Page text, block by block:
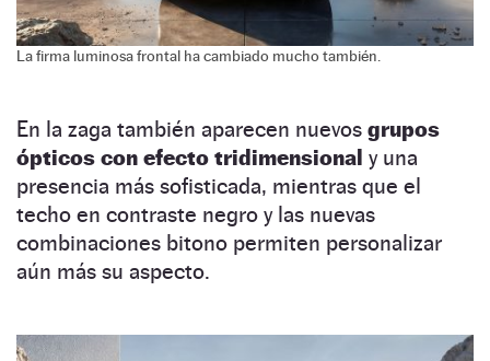
La firma luminosa frontal ha cambiado mucho también.
En la zaga también aparecen nuevos grupos
ópticos con efecto tridimensional y una
presencia más sofisticada, mientras que el
techo en contraste negro y las nuevas
combinaciones bitono permiten personalizar
aún más su aspecto.